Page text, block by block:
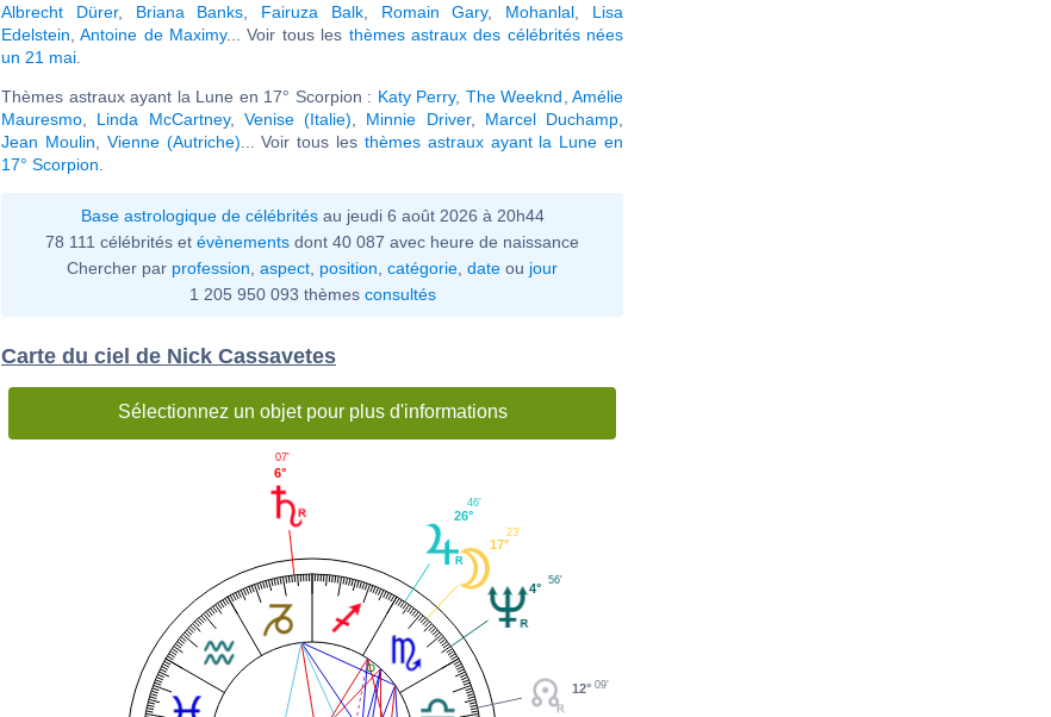
Albrecht Dürer, Briana Banks Fairuza Balk, Romain Gary, Mohanlal
Lisa
Edelstein ,Antoine de Maximy... Voir tous les thèmes astraux des célébrités nées
un 21 mai
Thèmes astraux ayant la Lune en 17° Scorpion : Katy Perry, The Weeknd ,Amélie
Mauresmo
Linda McCartney, Venise (Italie) Minnie Driver, Marcel Duchamp
Jean Moulin
Vienne (Autriche) ... Voir tous les thèmes astraux ayant la Lune en
17° Scorpion
Base astrologique de célébritésau jeudi 6 août 2026 à 20h44
78 111 célébrités et évènements dont 40 087 avec heure de naissance
Chercher par profession aspect position catégorie date ou jour
1 205 950 093 thèmes consultés
Carte du ciel de Nick Cassavetes
Sélectionnez un objet pour plus d'informations
12° 09'
4°
56'
17°
23'
26°
46'
6°
07'